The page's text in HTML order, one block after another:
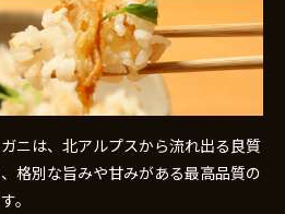
ニは、北アルプスから流れ出る良質
格別な旨みや甘みがある最高品質の
。